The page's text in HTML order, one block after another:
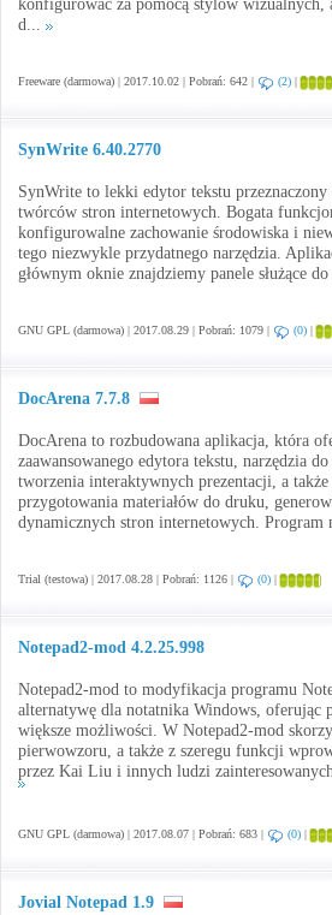
konfigurować za pomocą stylów wizualnych,
d...
Freeware (darmowa) | 2017.10.02 | Pobrań: 642 | (2) |
SynWrite 6.40.2770
SynWrite to lekki edytor tekstu
twórców stron internetowych. Bogata
konfigurowalne zachowanie środowiska i
tego niezwykle przydatnego narzędzia.
głównym oknie znajdziemy panele służące
GNU GPL (darmowa) | 2017.08.29 | Pobrań: 1079 | (0) |
DocArena 7.7.8
DocArena to rozbudowana aplikacja, która
zaawansowanego edytora tekstu, narzędzia
tworzenia interaktywnych prezentacji, a także
przygotowania materiałów do druku,
dynamicznych stron internetowych.
Trial (testowa) | 2017.08.28 | Pobrań: 1126 | (0) |
Notepad2-mod 4.2.25.998
Notepad2-mod to modyfikacja programu
alternatywę dla notatnika Windows, oferując
większe możliwości. W Notepad2-mod
pierwowzoru, a także z szeregu funkcji
przez Kai Liu i innych ludzi
GNU GPL (darmowa) | 2017.08.07 | Pobrań: 683 | (0) |
Jovial Notepad 1.9